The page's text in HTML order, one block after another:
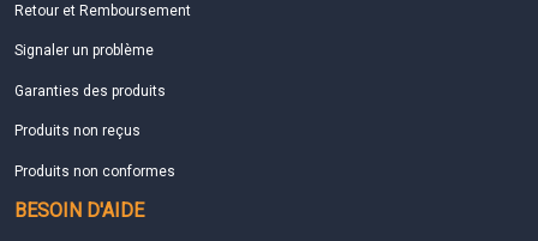
Retour et Remboursement
Signaler un problème
Garanties des produits
Produits non reçus
Produits non conformes
BESOIN D'AIDE